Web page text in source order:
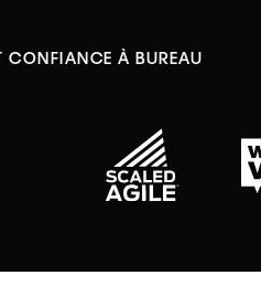
CONFIANCE À BUREAU